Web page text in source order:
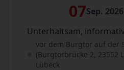
07Sep. 2026
Unterhaltsam,
vor dem Burgtor auf der
(Burgtorbrücke 2, 23552
Lübeck